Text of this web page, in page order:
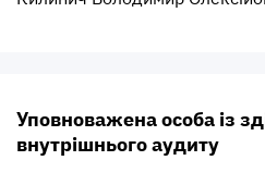
Уповноважена особа із
внутрішнього аудиту